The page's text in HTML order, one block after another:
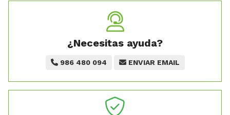
¿Necesitas ayuda?
986 480 094 ENVIAR EMAIL